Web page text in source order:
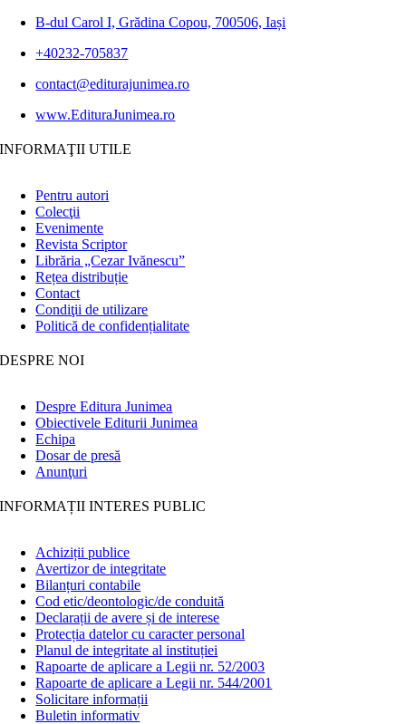
B-dul Carol I, Grădina Copou, 700506, Iași
+40232-705837
contact@editurajunimea.ro
www.EdituraJunimea.ro
INFORMAŢII UTILE
Pentru autori
Colecţii
Evenimente
Revista Scriptor
Librăria „Cezar Ivănescu”
Rețea distribuție
Contact
Condiţii de utilizare
Politică de confidențialitate
DESPRE NOI
Despre Editura Junimea
Obiectivele Editurii Junimea
Echipa
Dosar de presă
Anunţuri
INFORMAȚII INTERES PUBLIC
Achiziții publice
Avertizor de integritate
Bilanțuri contabile
Cod etic/deontologic/de conduită
Declarații de avere și de interese
Protecția datelor cu caracter personal
Planul de integritate al instituției
Rapoarte de aplicare a Legii nr. 52/2003
Rapoarte de aplicare a Legii nr. 544/2001
Solicitare informații
Buletin informativ